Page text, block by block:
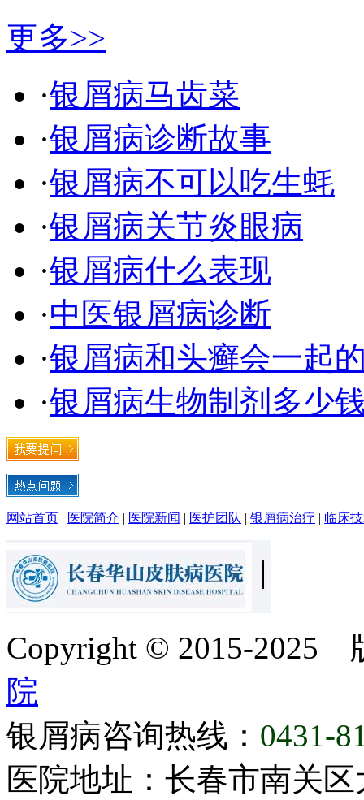
更多>>
·银屑病马齿菜
·银屑病诊断故事
·银屑病不可以吃生蚝
·银屑病关节炎眼病
·银屑病什么表现
·中医银屑病诊断
·银屑病和头癣会一起
·银屑病生物制剂多少
网站首页 | 医院简介 | 医院新闻 | 医护团队 | 银屑病治疗 | 临床
Copyright © 2015-2025
院
银屑病咨询热线： 0431-
医院地址：长春市南关